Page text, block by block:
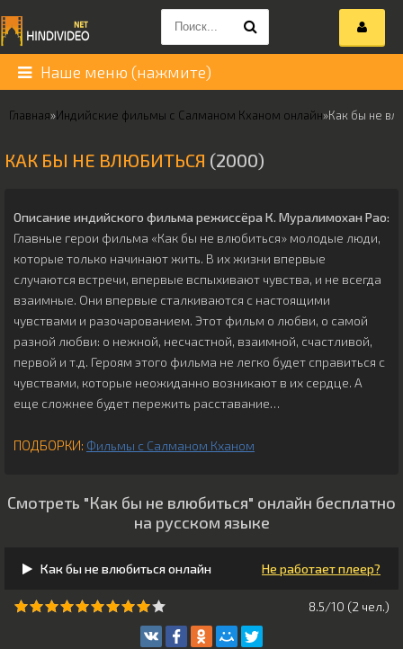
Наше меню (нажмите)
Главная»Индийские фильмы с Салманом Кханом онлайн»Как бы не
КАК БЫ НЕ ВЛЮБИТЬСЯ (2000)
Описание индийского фильма режиссёра К. Муралимохан Рао:
Главные герои фильма «Как бы не влюбиться» молодые люди,
которые только начинают жить. В их жизни впервые
случаются встречи, впервые вспыхивают чувства, и не всегда
взаимные. Они впервые сталкиваются с настоящими
чувствами и разочарованием. Этот фильм о любви, о самой
разной любви: о нежной, несчастной, взаимной, счастливой,
первой и т.д. Героям этого фильма не легко будет справиться с
чувствами, которые неожиданно возникают в их сердце. А
еще сложнее будет пережить расставание…
ПОДБОРКИ: Фильмы с Салманом Кханом
Смотреть "Как бы не влюбиться" онлайн бесплатно
на русском языке
Как бы не влюбиться онлайн Не работает плеер?
8.5/10 (2 чeл.)